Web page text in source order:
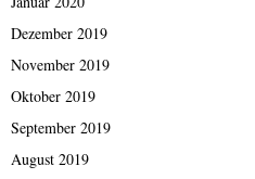
Dezember 2019
November 2019
Oktober 2019
September 2019
August 2019